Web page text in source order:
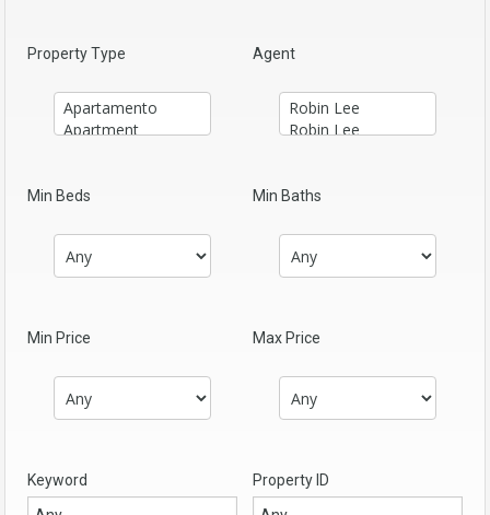
Property Type Agent
Min Beds Min Baths
Min Price Max Price
Keyword Property ID